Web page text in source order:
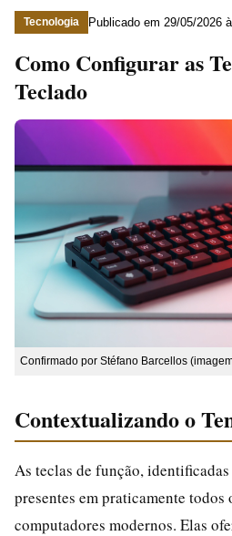
Tecnologia Publicado em 29/05/2026
Como Configurar as
Teclado
Confirmado por Stéfano Barcellos
Contextualizando o
As teclas de função,
presentes em praticamente todos
computadores modernos. Elas